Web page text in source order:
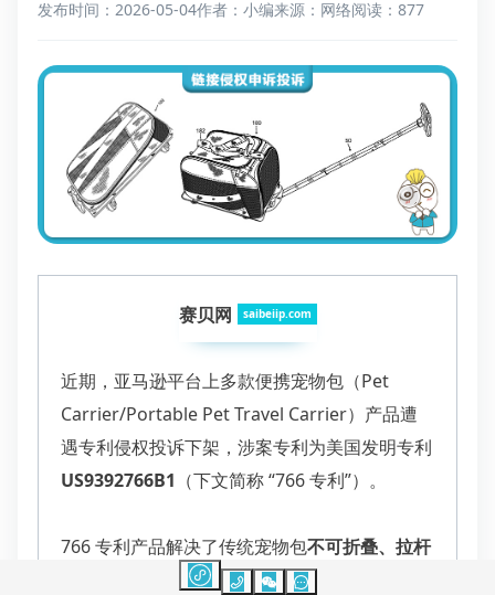
发布时间：2026-05-04作者：小编来源：网络阅读：877
赛贝网 saibeiip.com
近期，亚马逊平台上多款便携宠物包（Pet
Carrier/Portable Pet Travel Carrier）产品遭
遇专利侵权投诉下架，涉案专利为美国发明专利
US9392766B1 （下文简称“766专利”）。
766专利产品解决了传统宠物包不可折叠、拉杆
等痛点，通过 水平滚轮底座